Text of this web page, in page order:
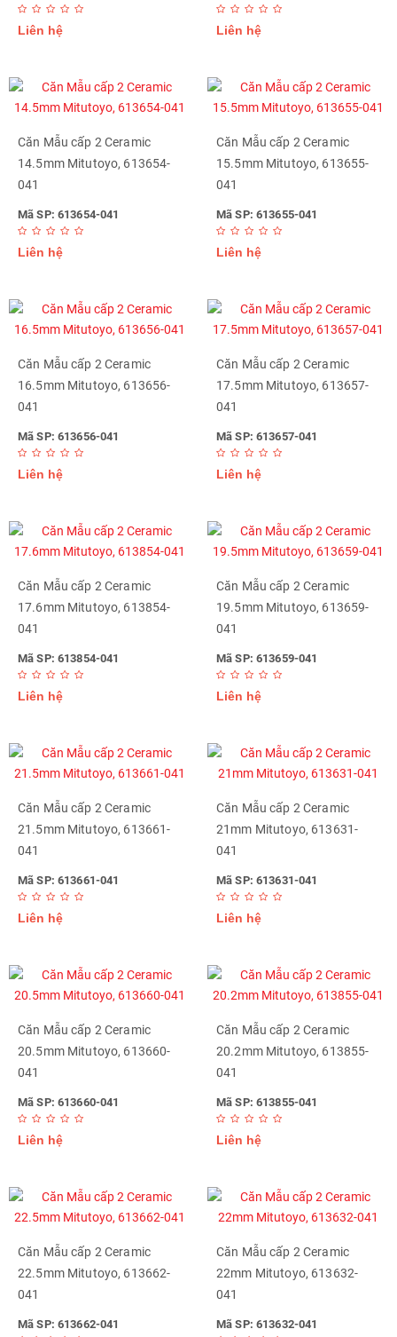
Liên hệ Liên hệ
Căn Mẫu cấp 2 Ceramic
14.5mm Mitutoyo, 613654-
041
Mã SP: 613654-041
Liên hệ
Căn Mẫu cấp 2 Ceramic
15.5mm Mitutoyo, 613655-
041
Mã SP: 613655-041
Liên hệ
Căn Mẫu cấp 2 Ceramic
16.5mm Mitutoyo, 613656-
041
Mã SP: 613656-041
Liên hệ
Căn Mẫu cấp 2 Ceramic
17.5mm Mitutoyo, 613657-
041
Mã SP: 613657-041
Liên hệ
Căn Mẫu cấp 2 Ceramic
17.6mm Mitutoyo, 613854-
041
Mã SP: 613854-041
Liên hệ
Căn Mẫu cấp 2 Ceramic
19.5mm Mitutoyo, 613659-
041
Mã SP: 613659-041
Liên hệ
Căn Mẫu cấp 2 Ceramic
21.5mm Mitutoyo, 613661-
041
Mã SP: 613661-041
Liên hệ
Căn Mẫu cấp 2 Ceramic
21mm Mitutoyo, 613631-
041
Mã SP: 613631-041
Liên hệ
Căn Mẫu cấp 2 Ceramic
20.5mm Mitutoyo, 613660-
041
Mã SP: 613660-041
Liên hệ
Căn Mẫu cấp 2 Ceramic
20.2mm Mitutoyo, 613855-
041
Mã SP: 613855-041
Liên hệ
Căn Mẫu cấp 2 Ceramic
22.5mm Mitutoyo, 613662-
041
Mã SP: 613662-041
Căn Mẫu cấp 2 Ceramic
22mm Mitutoyo, 613632-
041
Mã SP: 613632-041